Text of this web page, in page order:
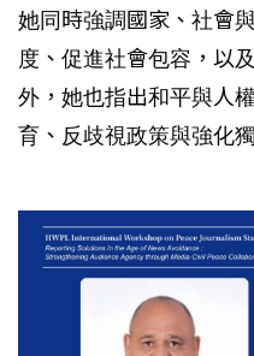
她同時強調國家、社會
度、促進社會包容，以
外，她也指出和平與人
育、反歧視政策與強化